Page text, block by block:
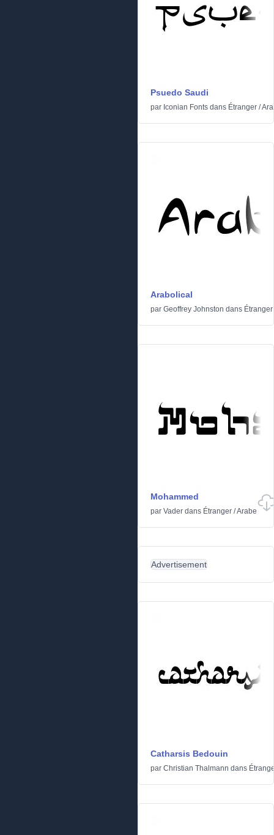
Psuedo Saudi
par Iconian Fonts dans Étranger /
Arabolical
par Geoffrey Johnston dans Étranger
Mohammed
par Vader dans Étranger /Arabe
Advertisement
Catharsis Bedouin
par Christian Thalmann dans